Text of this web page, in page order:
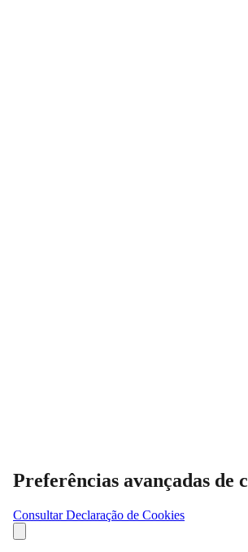
Preferências avançadas de
Consultar Declaração de Cookies